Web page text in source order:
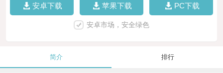
安卓下载 苹果下载 PC下载
安卓市场，安全绿色
简介 排行